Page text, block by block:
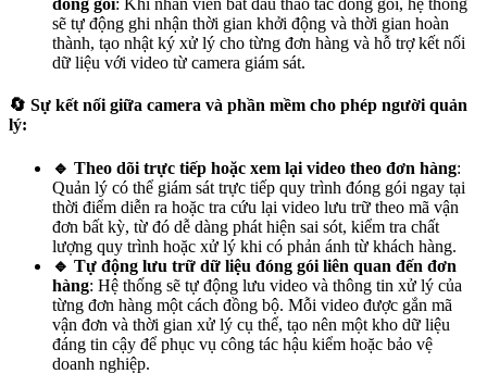
đóng gói: Khi nhân viên bắt đầu thao tác đóng gói, hệ thống
sẽ tự động ghi nhận thời gian khởi động và thời gian hoàn
thành, tạo nhật ký xử lý cho từng đơn hàng và hỗ trợ kết nối
dữ liệu với video từ camera giám sát.
🔄 Sự kết nối giữa camera và phần mềm cho phép người quản
lý:
🔹 Theo dõi trực tiếp hoặc xem lại video theo đơn hàng:
Quản lý có thể giám sát trực tiếp quy trình đóng gói ngay tại
thời điểm diễn ra hoặc tra cứu lại video lưu trữ theo mã vận
đơn bất kỳ, từ đó dễ dàng phát hiện sai sót, kiểm tra chất
lượng quy trình hoặc xử lý khi có phản ánh từ khách hàng.
🔹 Tự động lưu trữ dữ liệu đóng gói liên quan đến đơn
hàng: Hệ thống sẽ tự động lưu video và thông tin xử lý của
từng đơn hàng một cách đồng bộ. Mỗi video được gắn mã
vận đơn và thời gian xử lý cụ thể, tạo nên một kho dữ liệu
đáng tin cậy để phục vụ công tác hậu kiểm hoặc bảo vệ
doanh nghiệp.